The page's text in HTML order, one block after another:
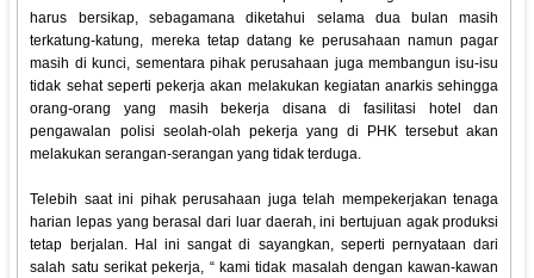
harus bersikap, sebagamana diketahui selama dua bulan masih
terkatung-katung, mereka tetap datang ke perusahaan namun pagar
masih di kunci, sementara pihak perusahaan juga membangun isu-isu
tidak sehat seperti pekerja akan melakukan kegiatan anarkis sehingga
orang-orang yang masih bekerja disana di fasilitasi hotel dan
pengawalan polisi seolah-olah pekerja yang di PHK tersebut akan
melakukan serangan-serangan yang tidak terduga.
Telebih saat ini pihak perusahaan juga telah mempekerjakan tenaga
harian lepas yang berasal dari luar daerah, ini bertujuan agak produksi
tetap berjalan. Hal ini sangat di sayangkan, seperti pernyataan dari
salah satu serikat pekerja, “ kami tidak masalah dengan kawan-kawan